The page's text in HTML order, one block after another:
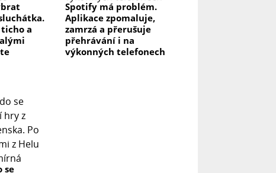
a
Spotify má problém.
Aplikace zpomaluje,
zamrzá a přerušuje
přehrávání i na
výkonných telefonech
se